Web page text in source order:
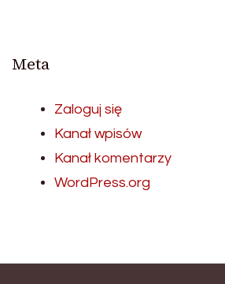
Meta
Zaloguj się
Kanał wpisów
Kanał komentarzy
WordPress.org